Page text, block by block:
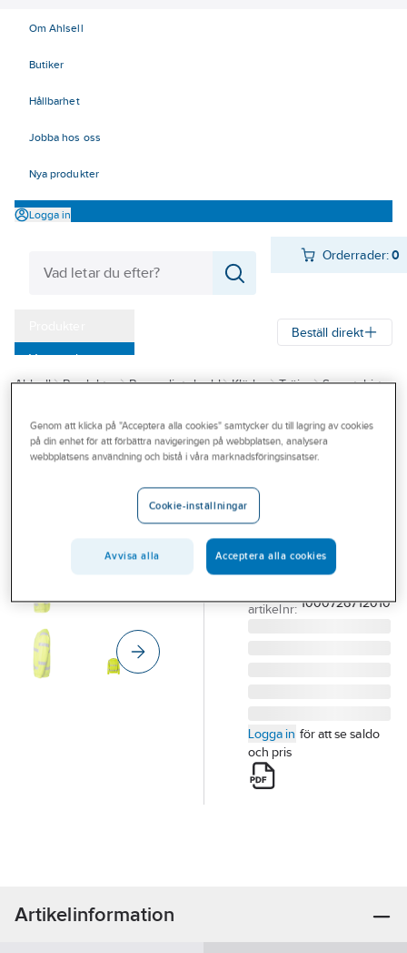
Om Ahlsell
Butiker
Hållbarhet
Jobba hos oss
Nya produkter
Logga in
Orderrader:0
Varumärken
Outlet
Branscher
Beställ direkt
Ahlsell Produkter Personligt skydd Kläder Tröjor Sweatshirt
TOP SWEDE
Tröja Top
TRÖJA TOPSWEDE
169 RUNDHALS
VARSEL GUL KL.3 STL
L
artikelnr: 1000726712010
Logga in för att se saldo
och pris
Artikelinformation
Genom att klicka på "Acceptera alla cookies" samtycker du till lagring av cookies
på din enhet för att förbättra navigeringen på webbplatsen, analysera
webbplatsens användning och bistå i våra marknadsföringsinsatser.
Cookie-inställningar
Avvisa alla Acceptera alla cookies